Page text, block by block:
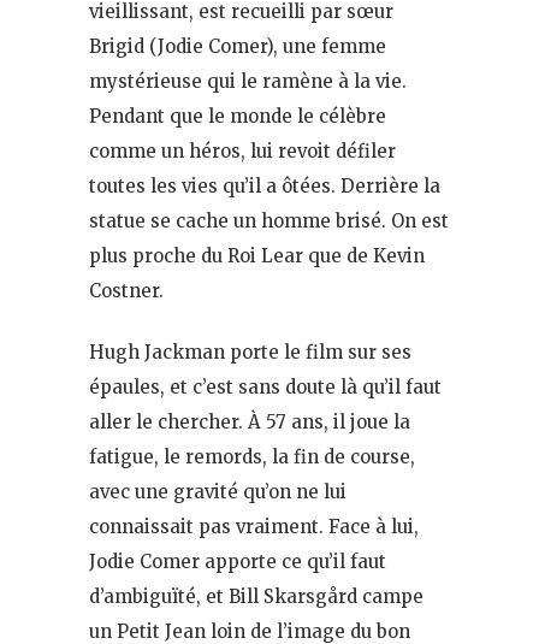
vieillissant, est recueilli par sœur
Brigid (Jodie Comer), une femme
mystérieuse qui le ramène à la vie.
Pendant que le monde le célèbre
comme un héros, lui revoit défiler
toutes les vies qu’il a ôtées. Derrière la
statue se cache un homme brisé. On est
plus proche du Roi Lear que de Kevin
Costner.
Hugh Jackman porte le film sur ses
épaules, et c’est sans doute là qu’il faut
aller le chercher. À 57 ans, il joue la
fatigue, le remords, la fin de course,
avec une gravité qu’on ne lui
connaissait pas vraiment. Face à lui,
Jodie Comer apporte ce qu’il faut
d’ambiguïté, et Bill Skarsgård campe
un Petit Jean loin de l’image du bon